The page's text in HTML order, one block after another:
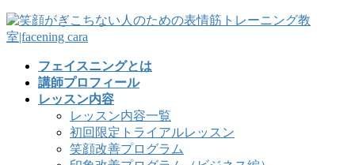
フェイスニングとは
講師プロフィール
レッスン内容
レッスン内容一覧
初回限定トライアルレッスン
笑顔改善プログラム